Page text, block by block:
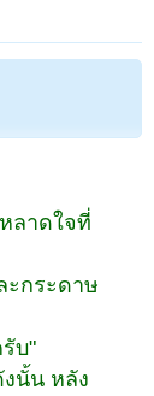
ลาดใจที่
ะกระดาษ
บ"
นั้น หลัง